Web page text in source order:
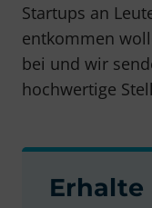
Startups an
entkommen
bei und wir
hochwertige
Erhalte